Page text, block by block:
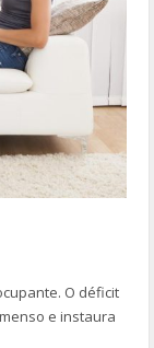
O déficit
e instaura